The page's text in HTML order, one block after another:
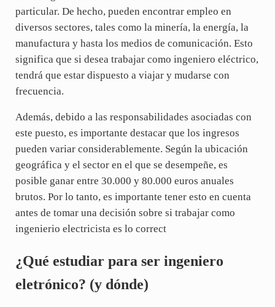
particular. De hecho, pueden encontrar empleo en
diversos sectores, tales como la minería, la energía, la
manufactura y hasta los medios de comunicación. Esto
significa que si desea trabajar como ingeniero eléctrico,
tendrá que estar dispuesto a viajar y mudarse con
frecuencia.
Además, debido a las responsabilidades asociadas con
este puesto, es importante destacar que los ingresos
pueden variar considerablemente. Según la ubicación
geográfica y el sector en el que se desempeñe, es
posible ganar entre 30.000 y 80.000 euros anuales
brutos. Por lo tanto, es importante tener esto en cuenta
antes de tomar una decisión sobre si trabajar como
ingenierio electricista es lo correct
¿Qué estudiar para ser ingeniero
eletrónico? (y dónde)